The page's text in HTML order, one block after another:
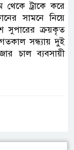
ট্রাকে করে
সামনে নিয়ে
ক্রয়কৃত
সন্ধ্যায় দুই
চাল ব্যবসায়ী